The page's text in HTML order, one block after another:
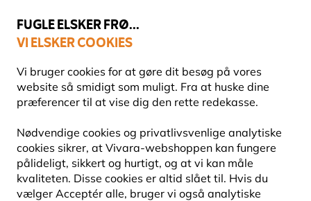
FUGLE ELSKER FRØ...
VI ELSKER COOKIES
Vi bruger cookies for at gøre dit besøg på vores
website så smidigt som muligt. Fra at huske dine
præferencer til at vise dig den rette redekasse.
Nødvendige cookies og privatlivsvenlige analytiske
cookies sikrer, at Vivara-webshoppen kan fungere
pålideligt, sikkert og hurtigt, og at vi kan måle
kvaliteten. Disse cookies er altid slået til. Hvis du
vælger Acceptér alle, bruger vi også analytiske
Fri fragt over 499 kr.
NYE PRODUKTER TIL DIN FORÅRSAGTIGE HAVE!